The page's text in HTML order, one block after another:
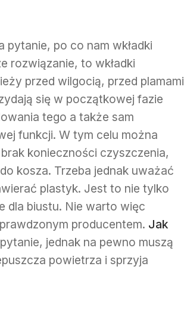
po co nam wkładki
rozwiązanie, to wkładki
przed wilgocią, przed plamami
się w początkowej fazie
tego a także sam
funkcji. W tym celu można
konieczności czyszczenia,
kosza. Trzeba jednak uważać
plastyk. Jest to nie tylko
dla biustu. Nie warto więc
producentem. Jak
jednak na pewno muszą
powietrza i sprzyja